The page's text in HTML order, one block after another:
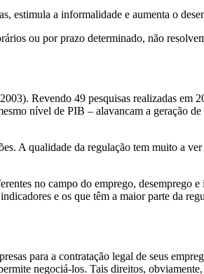
estimula a informalidade e aumenta o
ou por prazo determinado, não
Revendo 49 pesquisas realizadas em
nível de PIB – alavancam a geração
A qualidade da regulação tem muito a
no campo do emprego, desemprego
e os que têm a maior parte da
para a contratação legal de seus
negociá-los. Tais direitos,